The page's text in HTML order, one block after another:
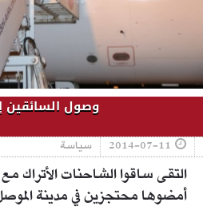
وصول السائقين
2014-07-11 سياسة
أمضوها محتجزين في مدينة